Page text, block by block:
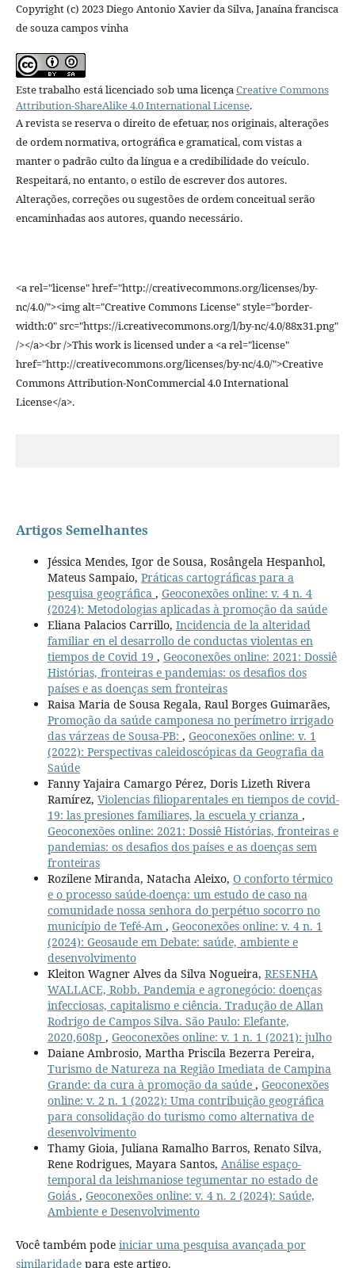
Copyright (c) 2023 Diego Antonio Xavier da Silva, Janaína francisca
de souza campos vinha
Este trabalho está licenciado sob uma licença Creative Commons
Attribution-ShareAlike 4.0 International License.
A revista se reserva o direito de efetuar, nos originais, alterações
de ordem normativa, ortográfica e gramatical, com vistas a
manter o padrão culto da língua e a credibilidade do veículo.
Respeitará, no entanto, o estilo de escrever dos autores.
Alterações, correções ou sugestões de ordem conceitual serão
encaminhadas aos autores, quando necessário.
<a rel="license" href="http://creativecommons.org/licenses/by-
nc/4.0/"><img alt="Creative Commons License" style="border-
width:0" src="https://i.creativecommons.org/l/by-nc/4.0/88x31.png"
/></a><br />This work is licensed under a <a rel="license"
href="http://creativecommons.org/licenses/by-nc/4.0/">Creative
Commons Attribution-NonCommercial 4.0 International
License</a>.
Artigos Semelhantes
Jéssica Mendes, Igor de Sousa, Rosângela Hespanhol,
Mateus Sampaio, Práticas cartográficas para a
pesquisa geográfica , Geoconexões online: v. 4 n. 4
(2024): Metodologias aplicadas à promoção da saúde
Eliana Palacios Carrillo, Incidencia de la alteridad
familiar en el desarrollo de conductas violentas en
tiempos de Covid 19 , Geoconexões online: 2021: Dossiê
Histórias, fronteiras e pandemias: os desafios dos
países e as doenças sem fronteiras
Raisa Maria de Sousa Regala, Raul Borges Guimarães,
Promoção da saúde camponesa no perímetro irrigado
das várzeas de Sousa-PB: , Geoconexões online: v. 1
(2022): Perspectivas caleidoscópicas da Geografia da
Saúde
Fanny Yajaira Camargo Pérez, Doris Lizeth Rivera
Ramírez, Violencias filioparentales en tiempos de covid-
19: las presiones familiares, la escuela y crianza ,
Geoconexões online: 2021: Dossiê Histórias, fronteiras e
pandemias: os desafios dos países e as doenças sem
fronteiras
Rozilene Miranda, Natacha Aleixo, O conforto térmico
e o processo saúde-doença: um estudo de caso na
comunidade nossa senhora do perpétuo socorro no
município de Tefé-Am , Geoconexões online: v. 4 n. 1
(2024): Geosaude em Debate: saúde, ambiente e
desenvolvimento
Kleiton Wagner Alves da Silva Nogueira, RESENHA
WALLACE, Robb. Pandemia e agronegócio: doenças
infecciosas, capitalismo e ciência. Tradução de Allan
Rodrigo de Campos Silva. São Paulo: Elefante,
2020,608p , Geoconexões online: v. 1 n. 1 (2021): julho
Daiane Ambrosio, Martha Priscila Bezerra Pereira,
Turismo de Natureza na Região Imediata de Campina
Grande: da cura à promoção da saúde , Geoconexões
online: v. 2 n. 1 (2022): Uma contribuição geográfica
para consolidação do turismo como alternativa de
desenvolvimento
Thamy Gioia, Juliana Ramalho Barros, Renato Silva,
Rene Rodrigues, Mayara Santos, Análise espaço-
temporal da leishmaniose tegumentar no estado de
Goiás , Geoconexões online: v. 4 n. 2 (2024): Saúde,
Ambiente e Desenvolvimento
Você também pode iniciar uma pesquisa avançada por
similaridadepara este artigo.